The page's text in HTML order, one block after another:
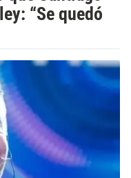
“Se quedó